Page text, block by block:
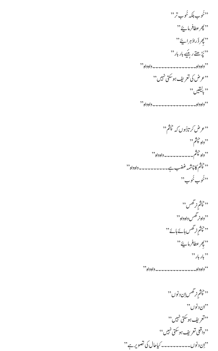
” خُوب بلکہ خُوب تر ”
” پھر عطا فرمائیے ”
” پِھر ذَرا دُہرائیے ”
” پَڑھتے رہئیے بار بار ”
” واہ واہ ۔۔۔۔۔۔۔۔۔۔۔۔۔۔۔ واہ واہ ”
” عرض کی تعریف ہو سکتی نہیں”
” بالیقیں”
” واہ واہ ۔۔۔۔۔۔۔۔۔۔۔۔۔۔۔ واہ واہ “
” عرض کرتا ہُوں کہ چشم”
” واہ چشم ”
” واہ چشم ۔۔۔۔۔۔۔۔۔۔ واہ واہ ”
” چشم کا چشمہ غضب ہے ۔۔۔۔۔۔۔۔۔۔ واہ واہ ”
” خُوب خُوب “
” چشمِ نرگس ”
” واہ نرگس واہ واہ ”
” چشمِ نرگس ہائے ہائے ”
” پِھر عطا فرمائیے ”
” بار بار ”
” واہ واہ ۔۔۔۔۔۔۔۔۔۔۔۔۔۔ واہ واہ “
” چشمِ نرگس اِن دنوں”
” ان دنوں”
” تعریف ہو سکتی نہیں”
“واقعی تعریف ہو سکتی نہیں”
” اِن دنوں ۔۔۔۔۔۔۔۔۔۔ کیا حال کی تصویر ہے ”